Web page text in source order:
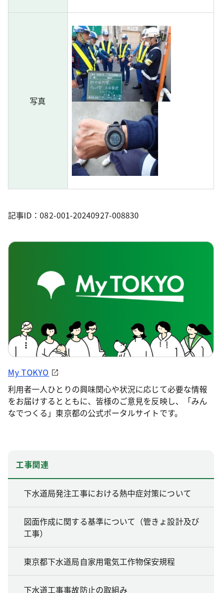
写真
記事ID：082-001-20240927-008830
My TOKYO
利用者一人ひとりの興味関心や状況に応じて必要な情報
をお届けするとともに、皆様のご意見を反映し、「みん
なでつくる」東京都の公式ポータルサイトです。
工事関連
下水道局発注工事における熱中症対策について
図面作成に関する基準について（管きょ設計及び
工事）
東京都下水道局自家用電気工作物保安規程
下水道工事事故防止の取組み